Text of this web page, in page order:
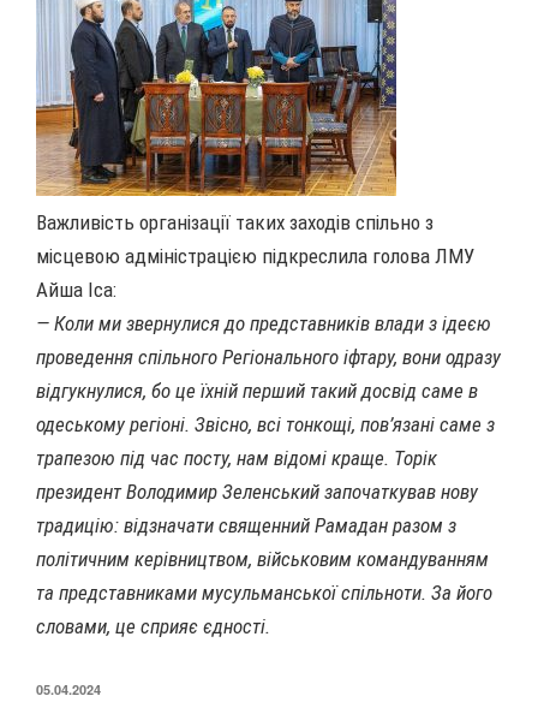
Важливість організації таких заходів спільно з
місцевою адміністрацією підкреслила голова ЛМУ
Айша Іса:
— Коли ми звернулися до представників влади з ідеєю
проведення спільного Регіонального іфтару, вони одразу
відгукнулися, бо це їхній перший такий досвід саме в
одеському регіоні. Звісно, всі тонкощі, пов’язані саме з
трапезою під час посту, нам відомі краще. Торік
президент Володимир Зеленський започаткував нову
традицію: відзначати священний Рамадан разом з
політичним керівництвом, військовим командуванням
та представниками мусульманської спільноти. За його
словами, це сприяє єдності.
05.04.2024